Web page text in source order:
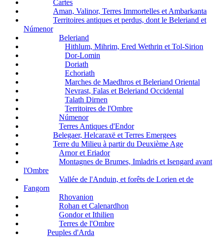
Cartes
Aman, Valinor, Terres Immortelles et Ambarkanta
Territoires antiques et perdus, dont le Beleriand et
Númenor
Beleriand
Hithlum, Mihrim, Ered Wethrin et Tol-Sirion
Dor-Lomin
Doriath
Echoriath
Marches de Maedhros et Beleriand Oriental
Nevrast, Falas et Beleriand Occidental
Talath Dirnen
Territoires de l'Ombre
Númenor
Terres Antiques d'Endor
Belegaer, Helcaraxë et Terres Emergees
Terre du Milieu à partir du Deuxième Age
Arnor et Eriador
Montagnes de Brumes, Imladris et Isengard avant
l'Ombre
Vallée de l'Anduin, et forêts de Lorien et de
Fangorn
Rhovanion
Rohan et Calenardhon
Gondor et Ithilien
Terres de l'Ombre
Peuples d'Arda